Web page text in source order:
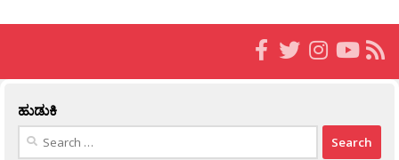
ಹುಡುಕಿ
Search